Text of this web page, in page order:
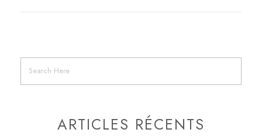
ARTICLES RÉCENTS